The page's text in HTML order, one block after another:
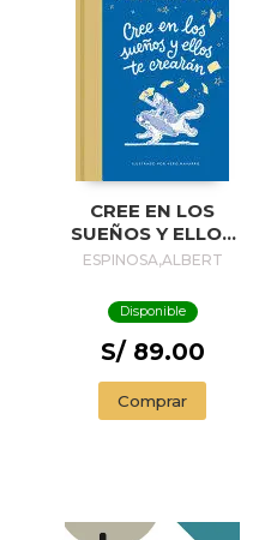
CREE EN LOS
SUEÑOS Y ELLOS
TE CREARÁN /
DREAMS, AND
THEY WILL CREATE
YOU
ESPINOSA,ALBERT
Disponible
S/ 89.00
Comprar